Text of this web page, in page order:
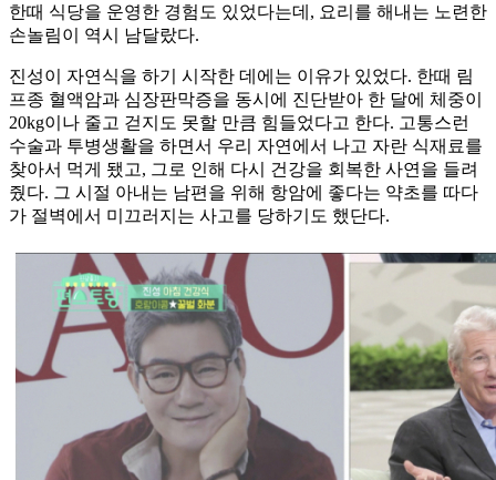
한때 식당을 운영한 경험도 있었다는데, 요리를 해내는 노련한
손놀림이 역시 남달랐다.
진성이 자연식을 하기 시작한 데에는 이유가 있었다. 한때 림
프종 혈액암과 심장판막증을 동시에 진단받아 한 달에 체중이
20kg이나 줄고 걷지도 못할 만큼 힘들었다고 한다. 고통스런
수술과 투병생활을 하면서 우리 자연에서 나고 자란 식재료를
찾아서 먹게 됐고, 그로 인해 다시 건강을 회복한 사연을 들려
줬다. 그 시절 아내는 남편을 위해 항암에 좋다는 약초를 따다
가 절벽에서 미끄러지는 사고를 당하기도 했단다.